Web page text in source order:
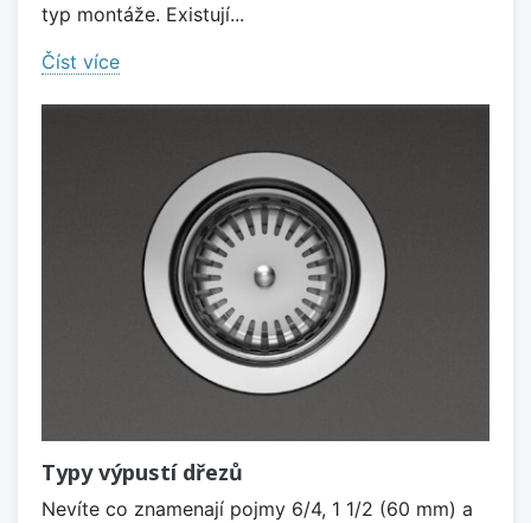
typ montáže. Existují...
Číst více
Typy výpustí dřezů
Nevíte co znamenají pojmy 6/4, 1 1/2 (60 mm) a